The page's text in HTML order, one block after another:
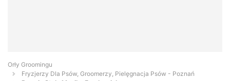
Orły Groomingu
Fryzjerzy Dla Psów, Groomerzy, Pielęgnacja Psów - Poznań